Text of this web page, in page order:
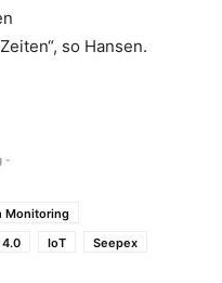
so Hansen.
-
Monitoring
IoT
Seepex